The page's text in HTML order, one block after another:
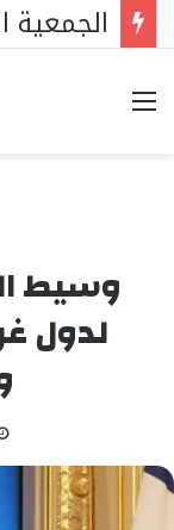
خيارات
وسيط
لدول